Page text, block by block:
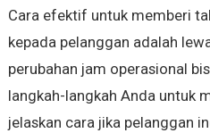
Cara efektif untuk memberi
kepada pelanggan adalah
perubahan jam operasional
langkah-langkah Anda untuk
jelaskan cara jika pelanggan